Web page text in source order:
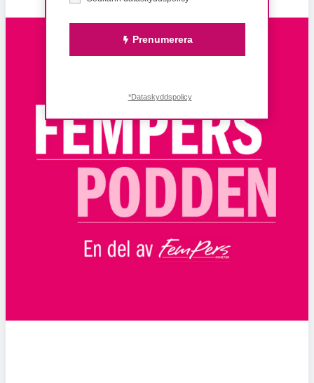
Prenumerera
*Dataskyddspolicy